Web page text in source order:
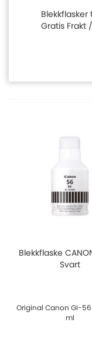
Gratis Frakt
Blekkflaske
Svart
Original Canon GI-56
ml